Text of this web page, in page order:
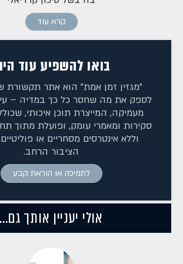
קרא עוד
בואו להשפיע עוד
"מגזין זמן אמת" הוא אתר תקשורת
לספק את מה שחסר כל כך במדיה –
מעמיקה, המייצרת תוכן איכותי,
סקירות ומאמרי עומק, ופועלת מתוך
וללא אינטרסים מסחריים או
הציבור הרחב.
לתמיכה או הוראת קבע
אולי יעניין אותך גם...